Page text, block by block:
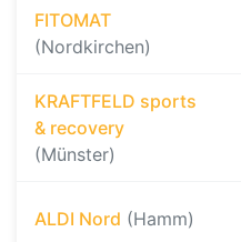
FITOMAT
(Nordkirchen)
KRAFTFELD sports
& recovery
(Münster)
ALDI Nord (Hamm)